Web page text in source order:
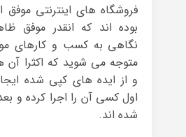
فروشگاه های اینترنتی موفق
بوده اند که انقدر موفق
نگاهی به کسب و کارهای
متوجه می شوید که اکثرا آن
و از ایده های کپی شده
اول کسی آن را اجرا کرده و
شده اند.